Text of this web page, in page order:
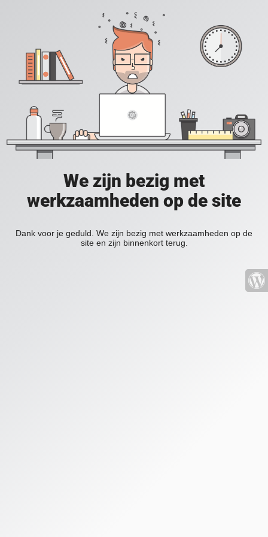
We zijn bezig met
werkzaamheden op de site
Dank voor je geduld. We zijn bezig met werkzaamheden op de
site en zijn binnenkort terug.